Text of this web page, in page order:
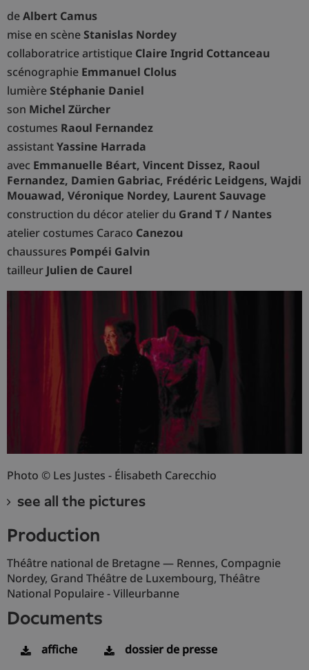
deAlbert Camus
mise en scèneStanislas Nordey
collaboratrice artistique Claire Ingrid Cottanceau
scénographie Emmanuel Clolus
lumièreStéphanie Daniel
son Michel Zürcher
costumes Raoul Fernandez
assistantYassine Harrada
avec Emmanuelle Béart, Vincent Dissez, Raoul
Fernandez, Damien Gabriac, Frédéric Leidgens, Wajdi
Mouawad, Véronique Nordey, Laurent Sauvage
construction du décor atelier du Grand T / Nantes
atelier costumes Caraco Canezou
chaussures Pompéi Galvin
tailleur Julien de Caurel
Photo © Les Justes - Élisabeth Carecchio
see all the pictures
production
Théâtre national de Bretagne — Rennes, Compagnie
Nordey, Grand Théâtre de Luxembourg, Théâtre
National Populaire - Villeurbanne
documents
affiche dossier de presse